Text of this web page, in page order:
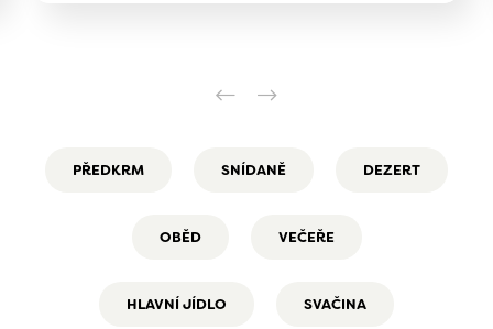
PŘEDKRM SNÍDANĚ DEZERT
OBĚD VEČEŘE
HLAVNÍ JÍDLO SVAČINA